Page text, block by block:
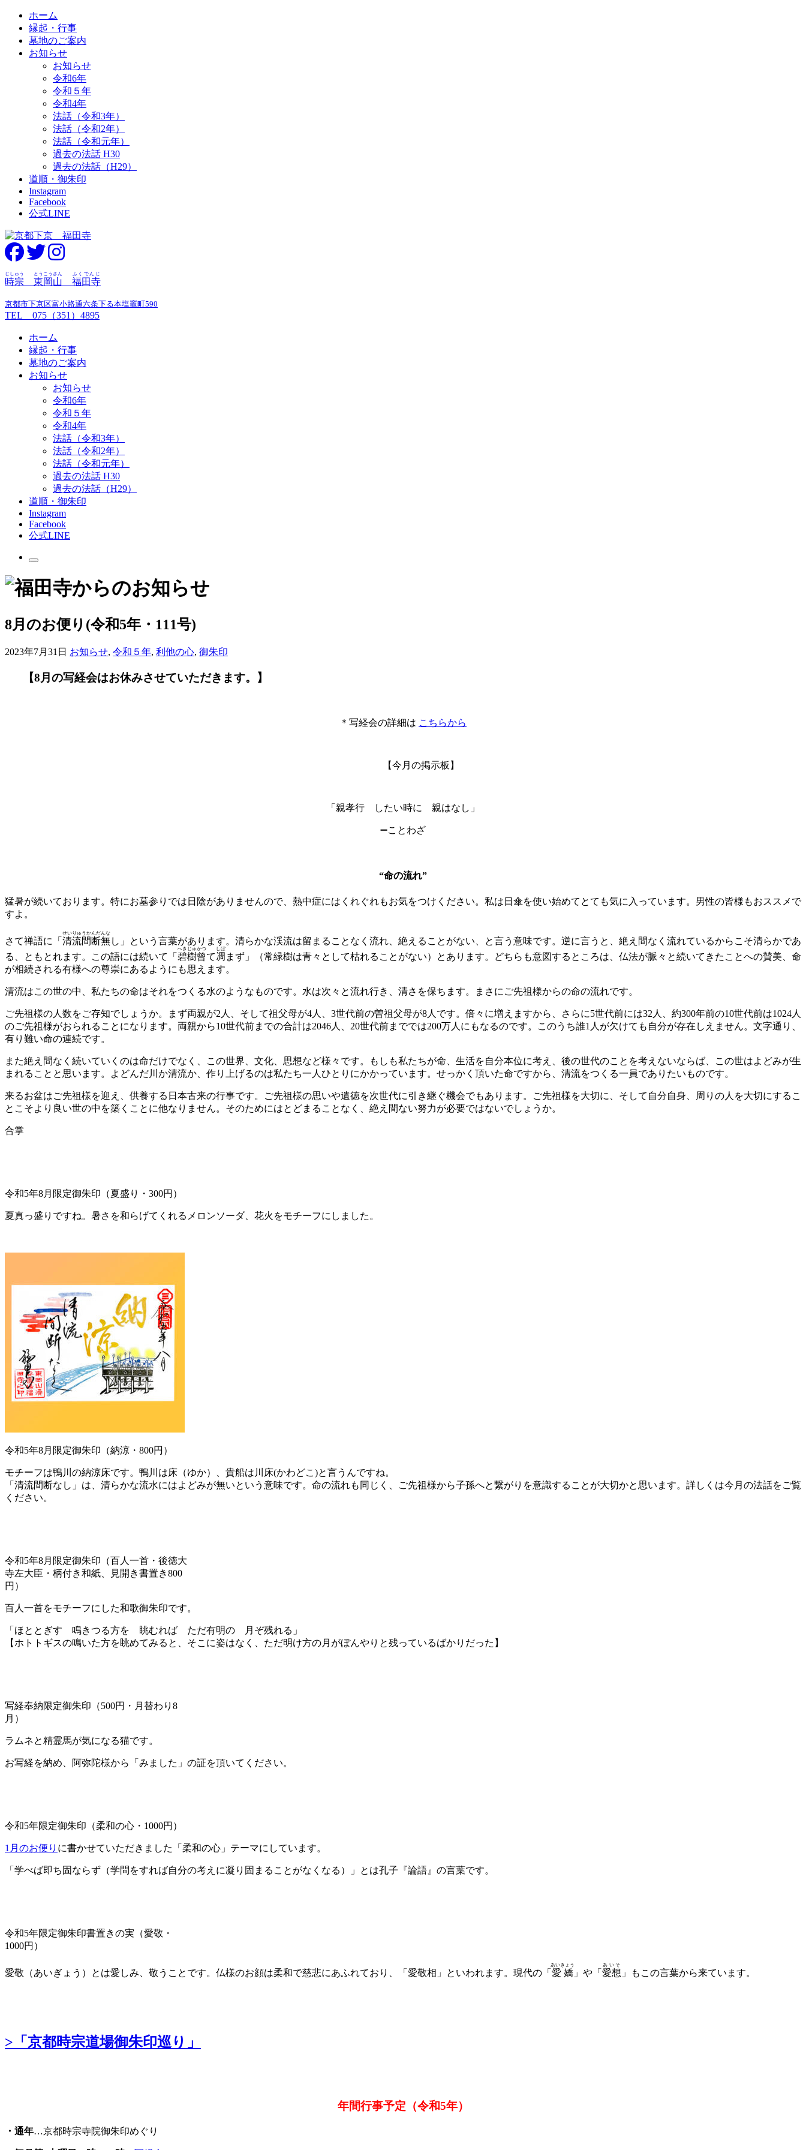
ホーム
縁起・行事
墓地のご案内
お知らせ
お知らせ
令和6年
令和５年
令和4年
法話（令和3年）
法話（令和2年）
法話（令和元年）
過去の法話 H30
過去の法話（H29）
道順・御朱印
Instagram
Facebook
公式LINE
時宗
じしゅう
東岡山
とうこうさん
福田寺
ふくでんじ
京都市下京区富小路通六条下る本塩竈町590
TEL 075（351）4895
ホーム
縁起・行事
墓地のご案内
お知らせ
お知らせ
令和6年
令和５年
令和4年
法話（令和3年）
法話（令和2年）
法話（令和元年）
過去の法話 H30
過去の法話（H29）
道順・御朱印
Instagram
Facebook
公式LINE
8月のお便り(令和5年・111号)
2023年7月31日 お知らせ, 令和５年, 利他の心, 御朱印
【8月の写経会はお休みさせていただきます。】
＊写経会の詳細は こちらから
【今月の掲示板】
「親孝行 したい時に 親はなし」
➖ことわざ
“命の流れ”
猛暑が続いております。特にお墓参りでは日陰がありませんので、熱中症にはくれぐれもお気をつけください。私は日傘を使い始めてとても気に入っています。男性の皆様もおススメで
すよ。
さて禅語に「 清流間断無
せいりゅうかんだんな
し」という言葉があります。清らかな渓流は留まることなく流れ、絶えることがない、と言う意味です。逆に言うと、絶え間なく流れているからこそ清らかであ
る、ともとれます。この語には続いて「 碧樹
へきじゅ
曾
かつ
て凋
しぼ
まず」（常緑樹は青々として枯れることがない）とあります。どちらも意図するところは、仏法が脈々と続いてきたことへの賛美、命
が相続される有様への尊崇にあるようにも思えます。
清流はこの世の中、私たちの命はそれをつくる水のようなものです。水は次々と流れ行き、清さを保ちます。まさにご先祖様からの命の流れです。
ご先祖様の人数をご存知でしょうか。まず両親が2人、そして祖父母が4人、3世代前の曽祖父母が8人です。倍々に増えますから、さらに5世代前には32人、約300年前の10世代前は1024人
のご先祖様がおられることになります。両親から10世代前までの合計は2046人、20世代前まででは200万人にもなるのです。このうち誰1人が欠けても自分が存在しえません。文字通り、
有り難い命の連続です。
また絶え間なく続いていくのは命だけでなく、この世界、文化、思想など様々です。もしも私たちが命、生活を自分本位に考え、後の世代のことを考えないならば、この世はよどみが生
まれることと思います。よどんだ川か清流か、作り上げるのは私たち一人ひとりにかかっています。せっかく頂いた命ですから、清流をつくる一員でありたいものです。
来るお盆はご先祖様を迎え、供養する日本古来の行事です。ご先祖様の思いや遺徳を次世代に引き継ぐ機会でもあります。ご先祖様を大切に、そして自分自身、周りの人を大切にするこ
とこそより良い世の中を築くことに他なりません。そのためにはとどまることなく、絶え間ない努力が必要ではないでしょうか。
合掌
令和5年8月限定御朱印（夏盛り・300円）
夏真っ盛りですね。暑さを和らげてくれるメロンソーダ、花火をモチーフにしました。
令和5年8月限定御朱印（納涼・800円）
モチーフは鴨川の納涼床です。鴨川は床（ゆか）、貴船は川床(かわどこ)と言うんですね。
「清流間断なし」は、清らかな流水にはよどみが無いという意味です。命の流れも同じく、ご先祖様から子孫へと繋がりを意識することが大切かと思います。詳しくは今月の法話をご覧
ください。
令和5年8月限定御朱印（百人一首・後徳大
寺左大臣・柄付き和紙、見開き書置き800
円）
百人一首をモチーフにした和歌御朱印です。
「ほととぎす 鳴きつる方を 眺むれば ただ有明の 月ぞ残れる」
【ホトトギスの鳴いた方を眺めてみると、そこに姿はなく、ただ明け方の月がぼんやりと残っているばかりだった】
写経奉納限定御朱印（500円・月替わり8
月）
ラムネと精霊馬が気になる猫です。
お写経を納め、阿弥陀様から「みました」の証を頂いてください。
令和5年限定御朱印（柔和の心・1000円）
1月のお便り に書かせていただきました「柔和の心」テーマにしています。
「学べば即ち固ならず（学問をすれば自分の考えに凝り固まることがなくなる）」とは孔子『論語』の言葉です。
令和5年限定御朱印書置きの実（愛敬・
1000円）
愛敬（あいぎょう）とは愛しみ、敬うことです。仏様のお顔は柔和で慈悲にあふれており、「愛敬相」といわれます。現代の「 愛嬌
あいきょう
」や「 愛想
あいそ
」もこの言葉から来ています。
>「京都時宗道場御朱印巡り」
年間行事予定（令和5年）
・通年…京都時宗寺院御朱印めぐり